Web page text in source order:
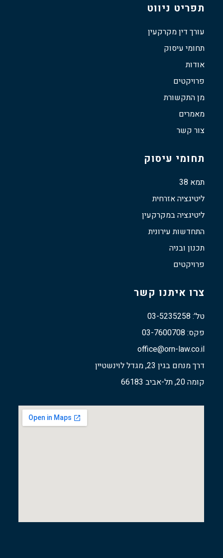
תפריט ניווט
עורך דין מקרקעין
תחומי עיסוק
אודות
פרויקטים
מן התקשורת
מאמרים
צור קשר
תחומי עיסוק
תמא 38
ליטיגציה אזרחית
ליטיגציה במקרקעין
התחדשות עירונית
תכנון ובניה
פרויקטים
צרו איתנו קשר
טל': 03-5235258
פקס: 03-7600708
office@orn-law.co.il
דרך מנחם בגין 23, מגדל לוינשטיין
קומה 20, תל-אביב 66183